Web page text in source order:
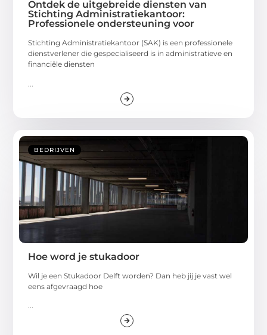
Ontdek de uitgebreide diensten van
Stichting Administratiekantoor:
Professionele ondersteuning voor
Stichting Administratiekantoor (SAK) is een professionele
dienstverlener die gespecialiseerd is in administratieve en
financiële diensten
BEDRIJVEN
Hoe word je stukadoor
Wil je een Stukadoor Delft worden? Dan heb jij je vast wel
eens afgevraagd hoe
...